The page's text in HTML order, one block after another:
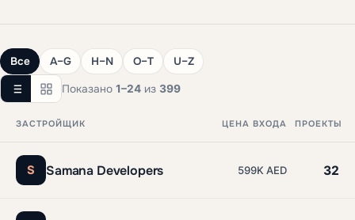
Все A–G H–N O–T U–Z
Показано 1–24 из 399
ЗАСТРОЙЩИК ЦЕНА ВХОДА ПРОЕКТЫ
S Samana Developers 599K AED 32